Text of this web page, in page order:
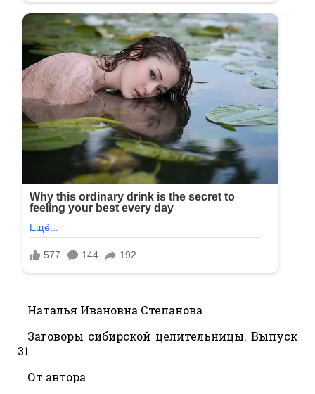
Наталья Ивановна Степанова
Заговоры сибирской целительницы. Выпуск
31
От автора